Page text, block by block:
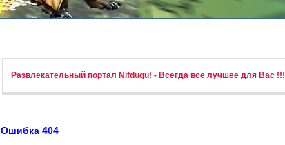
Развлекательный портал Nifdugu! - Всегда всё лучшее для Вас !!!
Ошибка 404